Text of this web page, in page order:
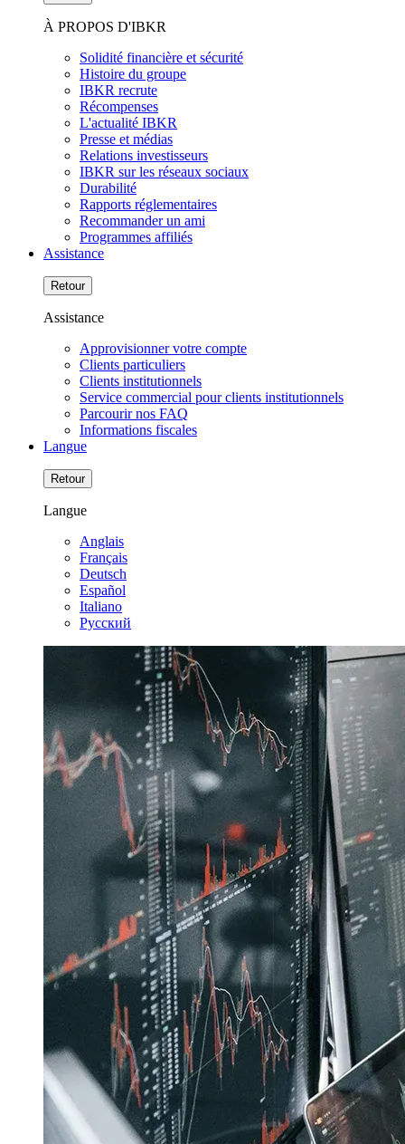
À PROPOS D'IBKR
Solidité financière et sécurité
Histoire du groupe
IBKR recrute
Récompenses
L'actualité IBKR
Presse et médias
Relations investisseurs
IBKR sur les réseaux sociaux
Durabilité
Rapports réglementaires
Recommander un ami
Programmes affiliés
Assistance
Retour
Assistance
Approvisionner votre compte
Clients particuliers
Clients institutionnels
Service commercial pour clients institutionnels
Parcourir nos FAQ
Informations fiscales
Langue
Retour
Langue
Anglais
Français
Deutsch
Español
Italiano
Pусский